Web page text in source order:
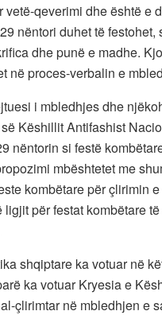
vetë-qeverimi dhe është e
nëntori duhet të festohet,
dhe punë e madhe.
në proces-verbalin e
i mbledhjes dhe
Këshillit Antifashist
nëntorin si festë
mbështetet me
kombëtare për çlirimin
për festat kombëtare
shqiptare ka votuar në
ka votuar Kryesia e
çlirimtar në mbledhjen e